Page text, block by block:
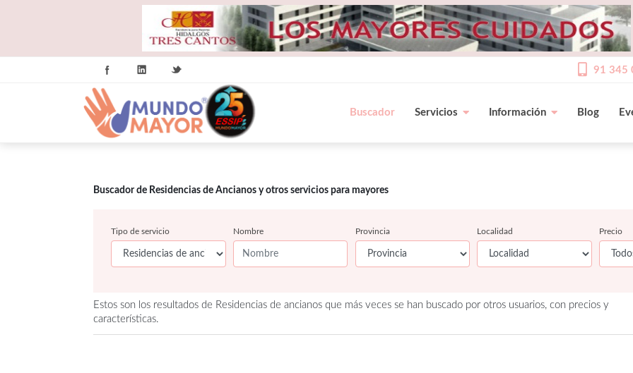
91 345
Buscador Servicios Información Blog
Buscador de Residencias de Ancianos y otros servicios para mayores
Tipo de servicio Nombre Provincia Localidad Precio
Estos son los resultados de Residencias de ancianos que más veces se han buscado por otros usuarios, con precios y
características.